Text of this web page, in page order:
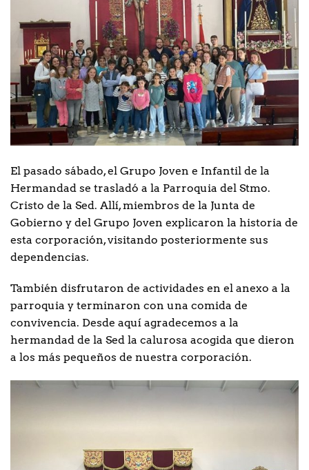
El pasado sábado, el Grupo Joven e Infantil de la
Hermandad se trasladó a la Parroquia del Stmo.
Cristo de la Sed. Allí, miembros de la Junta de
Gobierno y del Grupo Joven explicaron la historia de
esta corporación, visitando posteriormente sus
dependencias.
También disfrutaron de actividades en el anexo a la
parroquia y terminaron con una comida de
convivencia. Desde aquí agradecemos a la
hermandad de la Sed la calurosa acogida que dieron
a los más pequeños de nuestra corporación.